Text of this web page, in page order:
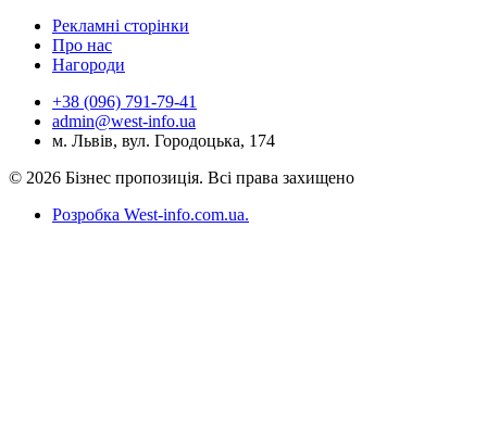
Рекламні сторінки
Про нас
Нагороди
+38 (096) 791-79-41
admin@west-info.ua
м. Львів, вул. Городоцька, 174
© 2026 Бізнес пропозиція. Всі права захищено
Розробка West-info.com.ua.